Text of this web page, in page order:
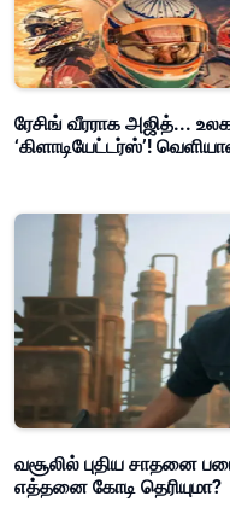
ரேசிங் வீரராக அஜித்...
‘கிளாடியேட்டர்ஸ்’!
வசூலில் புதிய சாதனை
எத்தனை கோடி தெரியுமா?